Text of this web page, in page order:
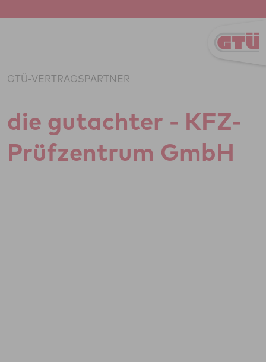
GTÜ-VERTRAGSPARTNER
die gut­ach­ter - KFZ-
Prüf­zen­trum GmbH